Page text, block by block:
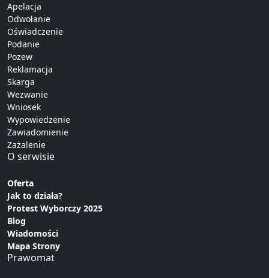
Apelacja
Odwołanie
Oświadczenie
Podanie
Pozew
Reklamacja
Skarga
Wezwanie
Wniosek
Wypowiedzenie
Zawiadomienie
Zażalenie
O serwisie
Oferta
Jak to działa?
Protest Wyborczy 2025
Blog
Wiadomości
Mapa Strony
Prawomat